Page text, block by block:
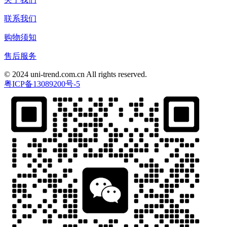
联系我们
购物须知
售后服务
© 2024 uni-trend.com.cn All rights reserved.
粤ICP备13089200号-5